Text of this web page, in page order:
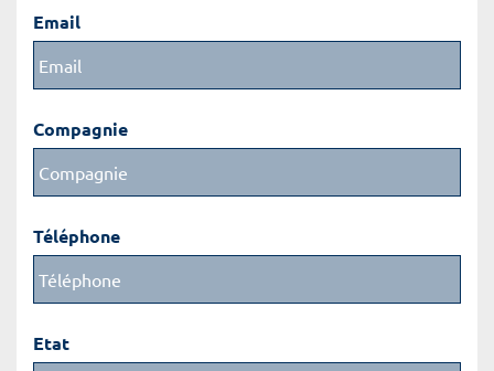
Email
Compagnie
Téléphone
Etat